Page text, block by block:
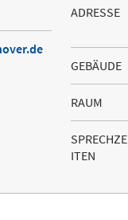
ADRESSE
GEBÄUDE
RAUM
SPRECHZE
ITEN